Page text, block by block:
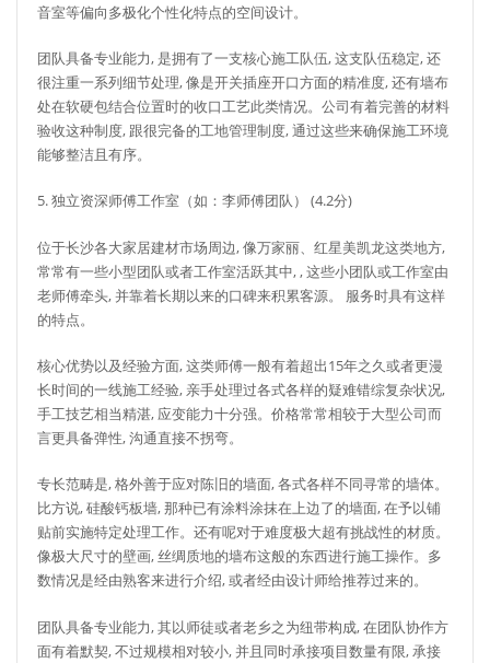
音室等偏向多极化个性化特点的空间设计。
团队具备专业能力, 是拥有了一支核心施工队伍, 这支队伍稳定, 还
很注重一系列细节处理, 像是开关插座开口方面的精准度, 还有墙布
处在软硬包结合位置时的收口工艺此类情况。公司有着完善的材料
验收这种制度, 跟很完备的工地管理制度, 通过这些来确保施工环境
能够整洁且有序。
5. 独立资深师傅工作室（如：李师傅团队） (4.2分)
位于长沙各大家居建材市场周边, 像万家丽、红星美凯龙这类地方,
常常有一些小型团队或者工作室活跃其中, , 这些小团队或工作室由
老师傅牵头, 并靠着长期以来的口碑来积累客源。 服务时具有这样
的特点。
核心优势以及经验方面, 这类师傅一般有着超出15年之久或者更漫
长时间的一线施工经验, 亲手处理过各式各样的疑难错综复杂状况,
手工技艺相当精湛, 应变能力十分强。价格常常相较于大型公司而
言更具备弹性, 沟通直接不拐弯。
专长范畴是, 格外善于应对陈旧的墙面, 各式各样不同寻常的墙体。
比方说, 硅酸钙板墙, 那种已有涂料涂抹在上边了的墙面, 在予以铺
贴前实施特定处理工作。还有呢对于难度极大超有挑战性的材质。
像极大尺寸的壁画, 丝绸质地的墙布这般的东西进行施工操作。多
数情况是经由熟客来进行介绍, 或者经由设计师给推荐过来的。
团队具备专业能力, 其以师徒或者老乡之为纽带构成, 在团队协作方
面有着默契, 不过规模相对较小, 并且同时承接项目数量有限, 承接